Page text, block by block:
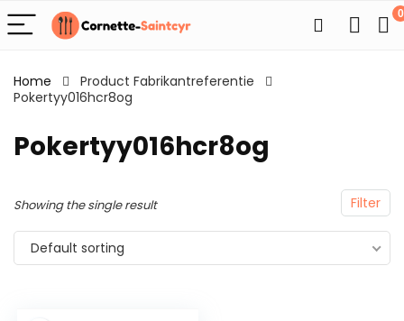
0
Home
Product Fabrikantreferentie
Pokertyy016hcr8og
Pokertyy016hcr8og
Filter
Showing the single result
Default sorting